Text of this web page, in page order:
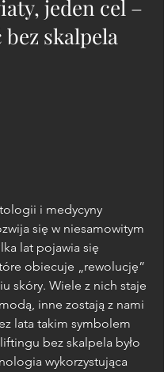
bez skalpela
i medycyny
się w niesamowitym
lat pojawia się
obiecuje „rewolucję”
skóry. Wiele z nich staje
inne zostają z nami
lata takim symbolem
bez skalpela było
wykorzystująca